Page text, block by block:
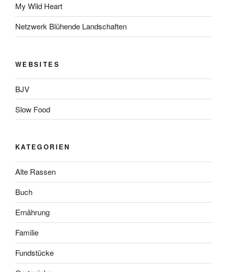
My Wild Heart
Netzwerk Blühende Landschaften
WEBSITES
BJV
Slow Food
KATEGORIEN
Alte Rassen
Buch
Ernährung
Familie
Fundstücke